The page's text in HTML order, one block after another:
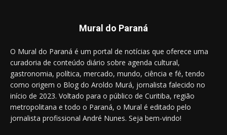
Mural do Paraná
O Mural do Paraná é um portal de notícias que oferece uma
curadoria de conteúdo diário sobre agenda cultural,
gastronomia, política, mercado, mundo, ciência e fé, tendo
como origem o Blog do Aroldo Murá, jornalista falecido no
início de 2023. Voltado para o público de Curitiba, região
metropolitana e todo o Paraná, o Mural é editado pelo
jornalista profissional André Nunes. Seja bem-vindo!